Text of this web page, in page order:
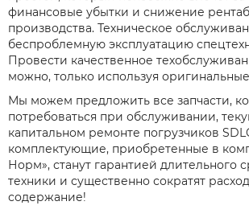
финансовые убытки и снижение
производства. Техническое
беспроблемную эксплуатацию
Провести качественное
можно, только используя оригинальные
Мы можем предложить все запчасти,
потребоваться при обслуживании,
капитальном ремонте погрузчиков
комплектующие, приобретенные в
Норм», станут гарантией длительного
техники и существенно сократят
содержание!